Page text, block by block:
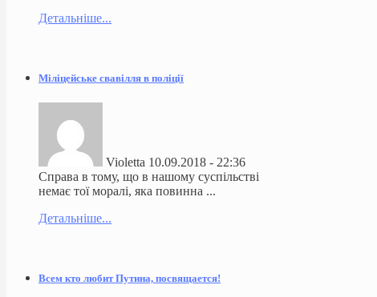
Детальніше...
Міліцейське свавілля в поліції
Violetta 10.09.2018 - 22:36
Справа в тому, що в нашому суспільстві
немає тої моралі, яка повинна ...
Детальніше...
Всем кто любит Путина, посвящается!